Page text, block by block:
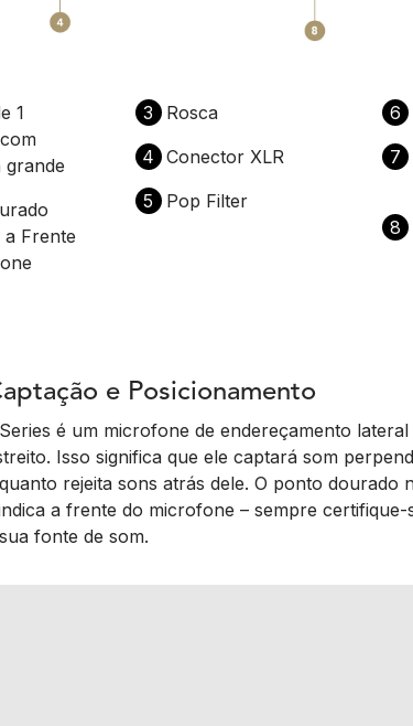
1
grande
a Frente
3
Rosca
4 Conector XLR
5
Pop Filter
6
7
8
e Posicionamento
é um microfone de endereçamento
Isso significa que ele captará som
rejeita sons atrás dele. O ponto dourado
a frente do microfone – sempre certifique-
fonte de som.